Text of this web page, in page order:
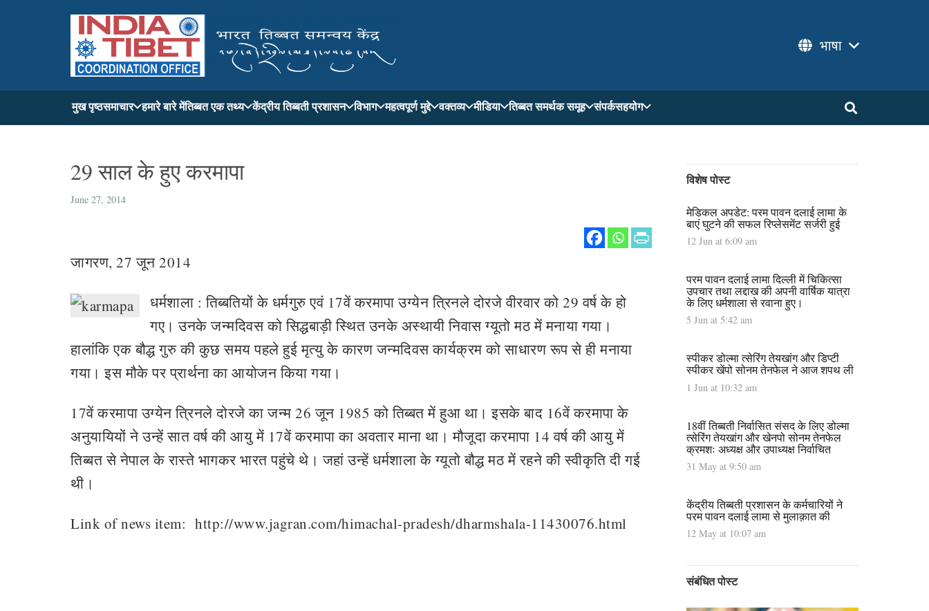
भाषा
मुख पृष्ठसमाचार हमारे बारे मेंतिब्बत एक तथ्य केंद्रीय तिब्बती प्रशासन विभाग महत्वपूर्ण मुद्दे वक्तव्य मीडिया तिब्बत समर्थक समूह संपर्कसहयोग
29 साल के हुए करमापा
June 27, 2014
जागरण, 27 जून 2014
धर्मशाला : तिब्बतियों के धर्मगुरु एवं 17वें करमापा उग्येन त्रिनले दोरजे वीरवार को 29 वर्ष के हो
गए। उनके जन्मदिवस को सिद्धबाड़ी स्थित उनके अस्थायी निवास ग्यूतो मठ में मनाया गया।
हालांकि एक बौद्ध गुरु की कुछ समय पहले हुई मृत्यु के कारण जन्मदिवस कार्यक्रम को साधारण रूप से ही मनाया
गया। इस मौके पर प्रार्थना का आयोजन किया गया।
17वें करमापा उग्येन त्रिनले दोरजे का जन्म 26 जून 1985 को तिब्बत में हुआ था। इसके बाद 16वें करमापा के
अनुयायियों ने उन्हें सात वर्ष की आयु में 17वें करमापा का अवतार माना था। मौजूदा करमापा 14 वर्ष की आयु में
तिब्बत से नेपाल के रास्ते भागकर भारत पहुंचे थे। जहां उन्हें धर्मशाला के ग्यूतो बौद्ध मठ में रहने की स्वीकृति दी गई
थी।
Link of news item: http://www.jagran.com/himachal-pradesh/dharmshala-11430076.html
विशेष पोस्ट
मेडिकल अपडेट: परम पावन दलाई लामा के
बाएं घुटने की सफल रिप्लेसमेंट सर्जरी हुई
12 Jun at 6:09 am
परम पावन दलाई लामा दिल्ली में चिकित्सा
उपचार तथा लद्दाख की अपनी वार्षिक यात्रा
के लिए धर्मशाला से रवाना हुए।
5 Jun at 5:42 am
स्पीकर डोल्मा त्सेरिंग तेयखांग और डिप्टी
स्पीकर खेंपो सोनम तेनफेल ने आज शपथ ली
1 Jun at 10:32 am
18वीं तिब्बती निर्वासित संसद के लिए डोल्मा
त्सेरिंग तेयखांग और खेनपो सोनम तेनफेल
क्रमशः अध्यक्ष और उपाध्यक्ष निर्वाचित
31 May at 9:50 am
केंद्रीय तिब्बती प्रशासन के कर्मचारियों ने
परम पावन दलाई लामा से मुलाक़ात की
12 May at 10:07 am
संबंधित पोस्ट